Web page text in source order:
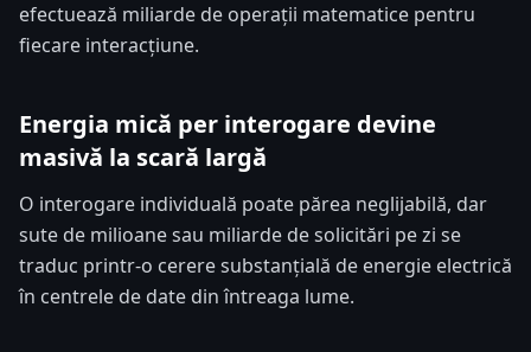
efectuează miliarde de operații matematice pentru
fiecare interacțiune.
Energia mică per interogare devine
masivă la scară largă
O interogare individuală poate părea neglijabilă, dar
sute de milioane sau miliarde de solicitări pe zi se
traduc printr-o cerere substanțială de energie electrică
în centrele de date din întreaga lume.